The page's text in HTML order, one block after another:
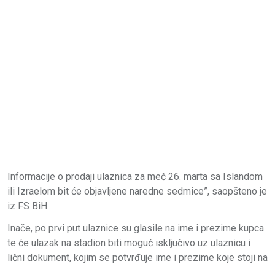
Informacije o prodaji ulaznica za meč 26. marta sa Islandom
ili Izraelom bit će objavljene naredne sedmice”, saopšteno je
iz FS BiH.
Inače, po prvi put ulaznice su glasile na ime i prezime kupca
te će ulazak na stadion biti moguć isključivo uz ulaznicu i
lični dokument, kojim se potvrđuje ime i prezime koje stoji na